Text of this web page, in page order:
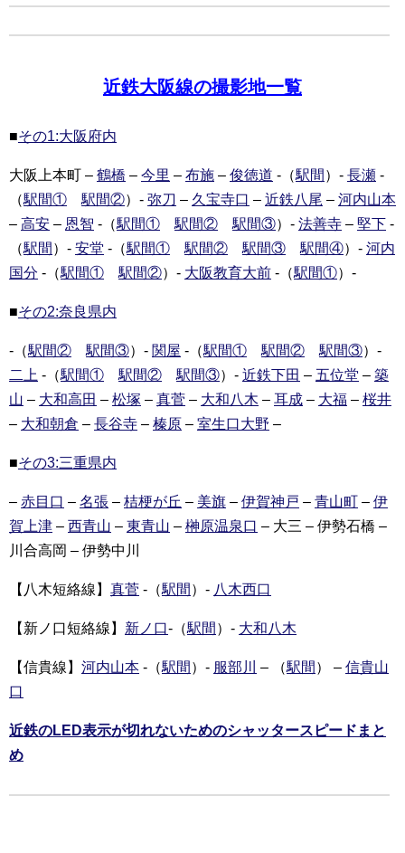
近鉄大阪線の撮影地一覧
■その1:大阪府内
大阪上本町 – 鶴橋 – 今里 – 布施 – 俊徳道 -（駅間 ）- 長瀬 -
（駅間① 駅間②）- 弥刀 – 久宝寺口 – 近鉄八尾 – 河内山本
– 高安 – 恩智 -（駅間① 駅間② 駅間③）- 法善寺 – 堅下 -
（駅間 ）- 安堂 -（駅間① 駅間② 駅間③ 駅間④）- 河内
国分 -（駅間① 駅間②）- 大阪教育大前 -（駅間①）-
■その2:奈良県内
-（駅間② 駅間③）- 関屋 -（駅間① 駅間② 駅間③）-
二上 -（駅間① 駅間② 駅間③）- 近鉄下田 – 五位堂 – 築
山 – 大和高田 – 松塚 – 真菅 – 大和八木 – 耳成 – 大福 – 桜井
– 大和朝倉 – 長谷寺 – 榛原 – 室生口大野 –
■その3:三重県内
– 赤目口 – 名張 – 桔梗が丘 – 美旗 – 伊賀神戸 – 青山町 – 伊
賀上津 – 西青山 – 東青山 – 榊原温泉口 – 大三 – 伊勢石橋 –
川合高岡 – 伊勢中川
【八木短絡線】 真菅 -（駅間 ）- 八木西口
【新ノ口短絡線】 新ノ口-（駅間 ）- 大和八木
【信貴線】 河内山本 -（駅間 ）- 服部川 – （駅間 ） – 信貴山
口
近鉄のLED表示が切れないためのシャッタースピードまと
め